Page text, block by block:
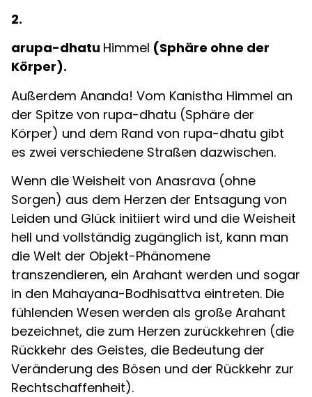
2.
arupa-dhatu Himmel (Sphäre ohne der
Körper).
Außerdem Ananda! Vom Kanistha Himmel an
der Spitze von rupa-dhatu (Sphäre der
Körper) und dem Rand von rupa-dhatu gibt
es zwei verschiedene Straßen dazwischen.
Wenn die Weisheit von Anasrava (ohne
Sorgen) aus dem Herzen der Entsagung von
Leiden und Glück initiiert wird und die Weisheit
hell und vollständig zugänglich ist, kann man
die Welt der Objekt-Phänomene
transzendieren, ein Arahant werden und sogar
in den Mahayana-Bodhisattva eintreten. Die
fühlenden Wesen werden als große Arahant
bezeichnet, die zum Herzen zurückkehren (die
Rückkehr des Geistes, die Bedeutung der
Veränderung des Bösen und der Rückkehr zur
Rechtschaffenheit).